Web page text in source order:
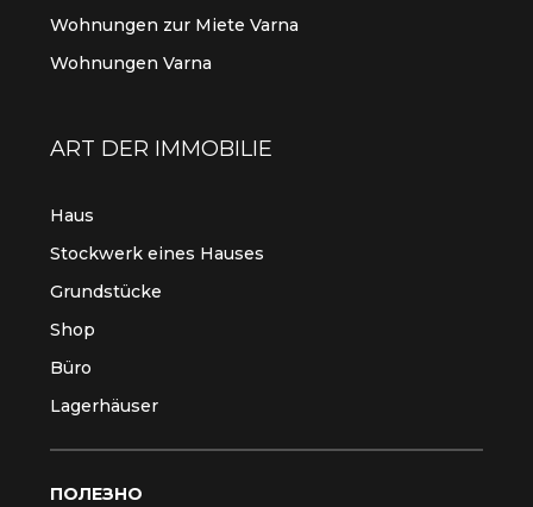
Wohnungen zur Miete Varna
Wohnungen Varna
ART DER IMMOBILIE
Haus
Stockwerk eines Hauses
Grundstücke
Shop
Büro
Lagerhäuser
ПОЛЕЗНО